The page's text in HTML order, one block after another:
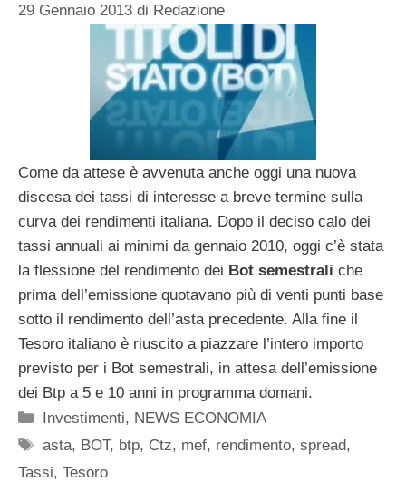
29 Gennaio 2013 di Redazione
Come da attese è avvenuta anche oggi una nuova
discesa dei tassi di interesse a breve termine sulla
curva dei rendimenti italiana. Dopo il deciso calo dei
tassi annuali ai minimi da gennaio 2010, oggi c’è stata
la flessione del rendimento dei Bot semestrali che
prima dell’emissione quotavano più di venti punti base
sotto il rendimento dell’asta precedente. Alla fine il
Tesoro italiano è riuscito a piazzare l’intero importo
previsto per i Bot semestrali, in attesa dell’emissione
dei Btp a 5 e 10 anni in programma domani.
Categorie
Investimenti, NEWS ECONOMIA
Tag
asta, BOT, btp, Ctz, mef, rendimento,spread,
Tassi, Tesoro